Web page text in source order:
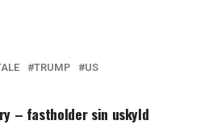
TRUMP US
– fastholder sin uskyld